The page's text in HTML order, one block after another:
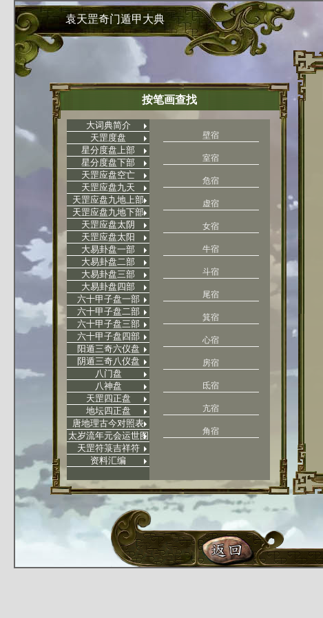
袁天罡奇门遁甲大典
按笔画查找
大词典简介
天罡度盘
星分度盘上部
星分度盘下部
天罡应盘空亡
天罡应盘九天
天罡应盘九地上部
天罡应盘九地下部
天罡应盘太阴
天罡应盘太阳
大易卦盘一部
大易卦盘二部
大易卦盘三部
大易卦盘四部
六十甲子盘一部
六十甲子盘二部
六十甲子盘三部
六十甲子盘四部
阳遁三奇六仪盘
阴遁三奇八仪盘
八门盘
八神盘
天罡四正盘
地坛四正盘
唐地理古今对照表
太岁流年元会运世图
天罡符箓吉祥符
资料汇编
壁宿
室宿
危宿
虚宿
女宿
牛宿
斗宿
尾宿
箕宿
心宿
房宿
氐宿
亢宿
角宿